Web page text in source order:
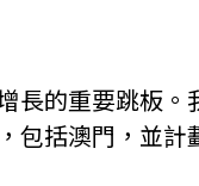
的重要跳板
括澳門，並